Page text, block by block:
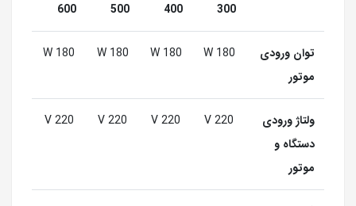
300
400
500
600
توان ورودی
موتور
180 W
180 W
180 W
180 W
ولتاژ ورودی
دستگاه و
موتور
220 V
220 V
220 V
220 V